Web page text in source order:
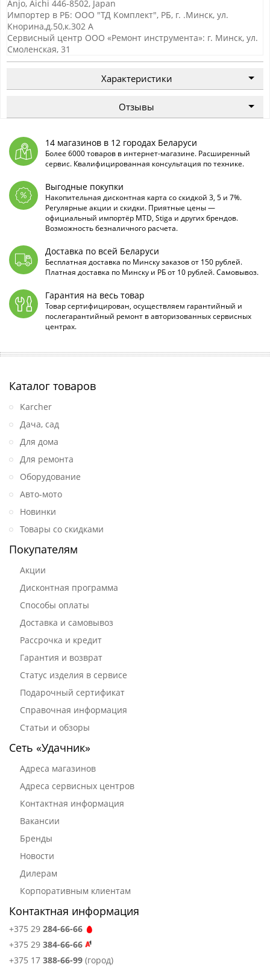
Anjo, Aichi 446-8502, Japan
Импортер в РБ: ООО "ТД Комплект", РБ, г. .Минск, ул.
Кнорина,д.50,к.302 А
Сервисный центр ООО «Ремонт инструмента»: г. Минск, ул.
Смоленская, 31
Характеристики
Отзывы
14 магазинов в 12 городах Беларуси
Более 6000 товаров в интернет-магазине. Расширенный
сервис. Квалифицированная консультация по технике.
Выгодные покупки
Накопительная дисконтная карта со скидкой 3, 5 и 7%.
Регулярные акции и скидки. Приятные цены —
официальный импортёр MTD, Stiga и других брендов.
Возможность безналичного расчета.
Доставка по всей Беларуси
Бесплатная доставка по Минску заказов от 150 рублей.
Платная доставка по Минску и РБ от 10 рублей. Самовывоз.
Гарантия на весь товар
Товар сертифицирован, осуществляем гарантийный и
послегарантийный ремонт в авторизованных сервисных
центрах.
Каталог товаров
Karcher
Дача, сад
Для дома
Для ремонта
Оборудование
Авто-мото
Новинки
Товары со скидками
Покупателям
Акции
Дисконтная программа
Способы оплаты
Доставка и самовывоз
Рассрочка и кредит
Гарантия и возврат
Статус изделия в сервисе
Подарочный сертификат
Справочная информация
Статьи и обзоры
Сеть «Удачник»
Адреса магазинов
Адреса сервисных центров
Контактная информация
Вакансии
Бренды
Новости
Дилерам
Корпоративным клиентам
Контактная информация
+375 29 284-66-66
+375 29 384-66-66
+375 17 388-66-99 (город)